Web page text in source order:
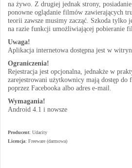
na żywo. Z drugiej jednak strony,
ponowne oglądanie filmów zawierających
teorii zawsze musimy zacząć. Szkoda tylko
na razie funkcji umożliwiającej pobieranie
Uwaga!
Aplikacja internetowa dostępna jest w
Ograniczenia!
Rejestracja jest opcjonalna, jednakże w
zarejestrowani użytkownicy mają dostęp
poprzez Facebooka albo adres e-mail.
Wymagania!
Android 4.1 i nowsze
Producent: Udacity
Licencja: Freeware (darmowa)